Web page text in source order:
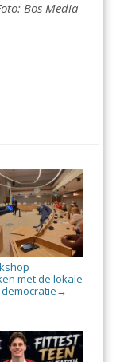
Bos Media
met de lokale
→